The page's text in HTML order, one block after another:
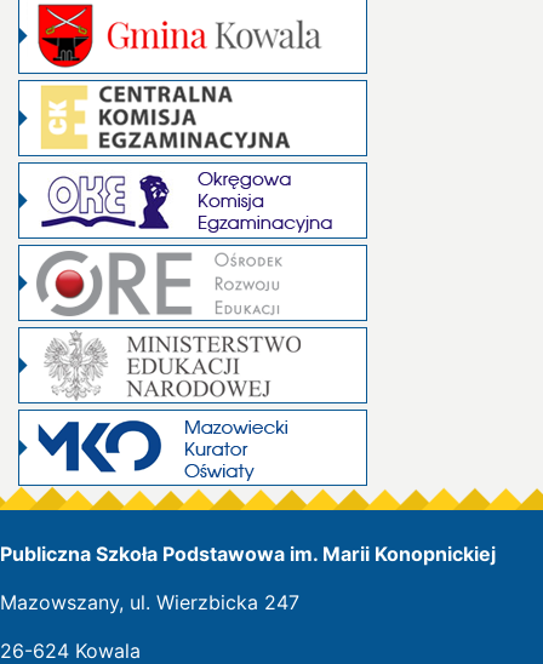
Publiczna Szkoła Podstawowa im. Marii Konopnickiej
Mazowszany, ul. Wierzbicka 247
26-624 Kowala